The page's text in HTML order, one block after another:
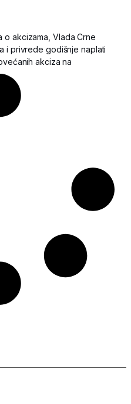
o akcizama, Vlada Crne
i privrede godišnje naplati
akciza na